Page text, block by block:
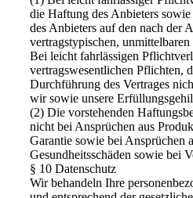
die Haftung des Anbieters
des Anbieters auf den nach der
vertragstypischen,
Bei leicht fahrlässigen
vertragswesentlichen Pflichten,
Durchführung des Vertrages
wir sowie unsere
(2) Die vorstehenden
nicht bei Ansprüchen aus
Garantie sowie bei Ansprüchen
Gesundheitsschäden sowie bei
§ 10 Datenschutz
Wir behandeln Ihre